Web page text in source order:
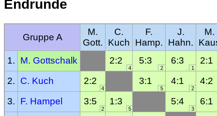
Endrunde
Gruppe A
M.
Gott.
C.
Kuch
F.
Hamp.
J.
Hahn.
M.
1.
M. Gottschalk 2:2 5:3 6:3 2:1
4 2 1
2. C. Kuch 2:2 3:1 4:1 4:2
4 5 2
3. F. Hampel 3:5 1:3 5:4 6:1
2 5 3